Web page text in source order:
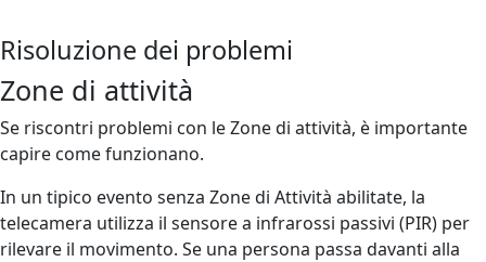
Risoluzione dei problemi
Zone di attività
Se riscontri problemi con le Zone di attività, è importante
capire come funzionano.
In un tipico evento senza Zone di Attività abilitate, la
telecamera utilizza il sensore a infrarossi passivi (PIR) per
rilevare il movimento. Se una persona passa davanti alla